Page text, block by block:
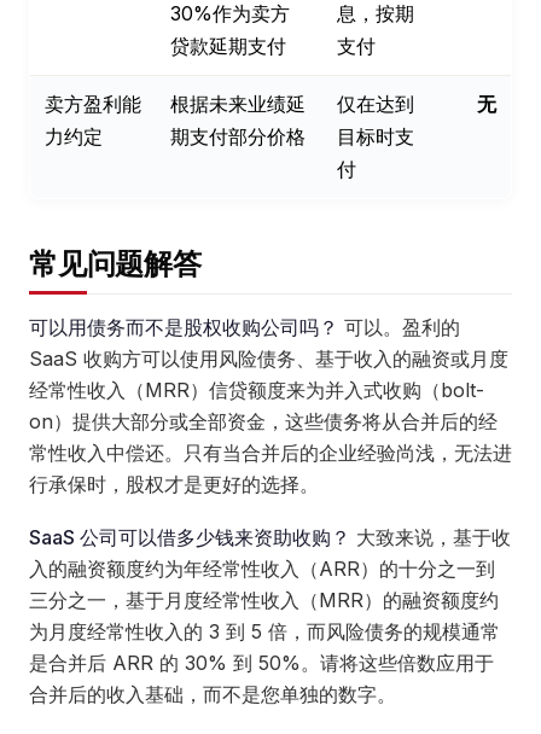
30%作为卖方
贷款延期支付
息，按期
支付
卖方盈利能
力约定
根据未来业绩延
期支付部分价格
仅在达到
目标时支
付
无
常见问题解答
可以用债务而不是股权收购公司吗？ 可以。盈利的
SaaS 收购方可以使用风险债务、基于收入的融资或月度
经常性收入（MRR）信贷额度来为并入式收购（bolt-
on）提供大部分或全部资金，这些债务将从合并后的经
常性收入中偿还。只有当合并后的企业经验尚浅，无法进
行承保时，股权才是更好的选择。
SaaS 公司可以借多少钱来资助收购？ 大致来说，基于收
入的融资额度约为年经常性收入（ARR）的十分之一到
三分之一，基于月度经常性收入（MRR）的融资额度约
为月度经常性收入的 3 到 5 倍，而风险债务的规模通常
是合并后 ARR 的 30% 到 50%。请将这些倍数应用于
合并后的收入基础，而不是您单独的数字。